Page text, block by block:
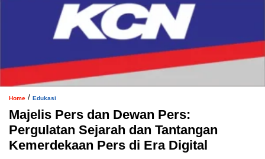
Home / Edukasi
Majelis Pers dan Dewan Pers:
Pergulatan Sejarah dan Tantangan
Kemerdekaan Pers di Era Digital